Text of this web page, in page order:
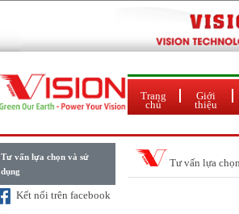
Trang
chủ
Giới
thiệu
Tư vấn lựa chọn và sử
dụng
Kết nối trên facebook
Tư vấn lựa